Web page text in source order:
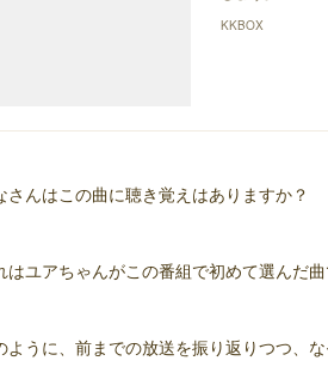
KKBOX
さんはこの曲に聴き覚えはありますか？
はユアちゃんがこの番組で初めて選んだ曲
ように、前までの放送を振り返りつつ、